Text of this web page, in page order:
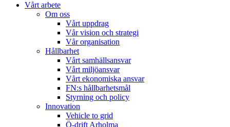
Vårt arbete
Om oss
Vårt uppdrag
Vår vision och strategi
Vår organisation
Hållbarhet
Vårt samhällsansvar
Vårt miljöansvar
Vårt ekonomiska ansvar
FN:s hållbarhetsmål
Styrning och policy
Innovation
Vehicle to grid
Ö-drift Arholma